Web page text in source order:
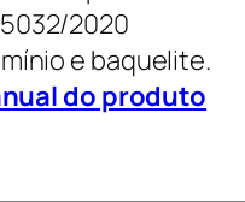
2020
e baquelite.
do produto